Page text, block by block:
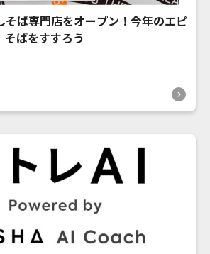
ば専門店をオープン！今年のエピ
そばをすすろう